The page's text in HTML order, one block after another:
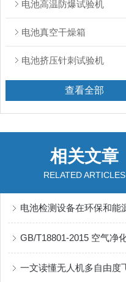
电池高温防爆试验机
电池真空干燥箱
电池挤压针刺试验机
查看全部
相关文章
RELATED ARTICLES